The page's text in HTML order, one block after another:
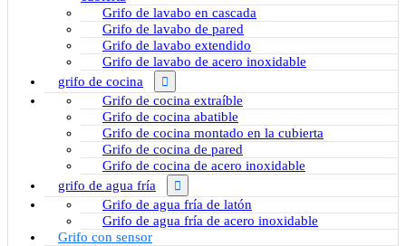
Grifo de lavabo en cascada
Grifo de lavabo de pared
Grifo de lavabo extendido
Grifo de lavabo de acero inoxidable
grifo de cocina
Grifo de cocina extraíble
Grifo de cocina abatible
Grifo de cocina montado en la cubierta
Grifo de cocina de pared
Grifo de cocina de acero inoxidable
grifo de agua fría
Grifo de agua fría de latón
Grifo de agua fría de acero inoxidable
Grifo con sensor